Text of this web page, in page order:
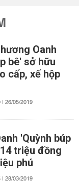
Oanh
bê' sở hữu
cấp, xế hộp
| 26/05/2019
'Quỳnh búp
triệu đồng
phú
| 28/03/2019